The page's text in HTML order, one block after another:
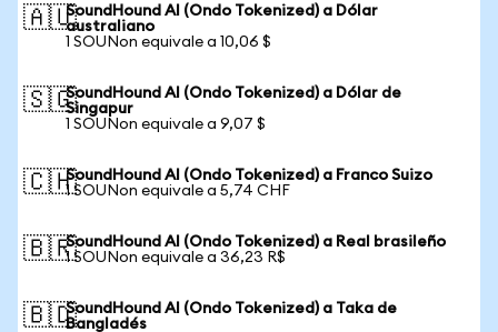
🇦🇺SoundHound AI (Ondo Tokenized) a Dólar
australiano
1 SOUNon equivale a 10,06 $
🇸🇬SoundHound AI (Ondo Tokenized) a Dólar de
Singapur
1 SOUNon equivale a 9,07 $
🇨🇭SoundHound AI (Ondo Tokenized) a Franco Suizo
1 SOUNon equivale a 5,74 CHF
🇧🇷SoundHound AI (Ondo Tokenized) a Real brasileño
1 SOUNon equivale a 36,23 R$
🇧🇩SoundHound AI (Ondo Tokenized) a Taka de
Bangladés